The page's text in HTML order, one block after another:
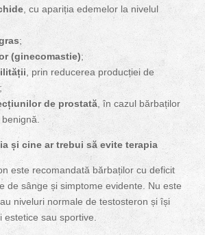
, cu apariția edemelor la nivelul
;
(ginecomastie);
, prin reducerea producției de
de prostată , în cazul bărbaților
și cine ar trebui să evite terapia
este recomandată bărbaților cu deficit
de sânge și simptome evidente. Nu este
niveluri normale de testosteron și își
sau sportive.